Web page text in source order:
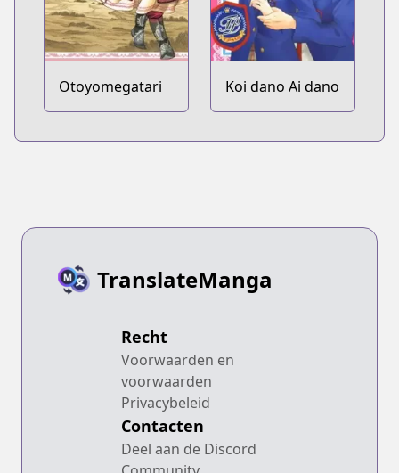
Otoyomegatari Koi dano Ai dano
TranslateManga
Recht
Voorwaarden en
voorwaarden
Privacybeleid
Contacten
Deel aan de Discord